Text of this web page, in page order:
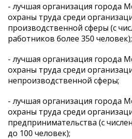
- лучшая организация города
охраны труда среди
производственной сферы (с
работников более 350 человек);
- лучшая организация города
охраны труда среди
непроизводственной сферы;
- лучшая организация города
охраны труда среди
предпринимательства (с
до 100 человек);